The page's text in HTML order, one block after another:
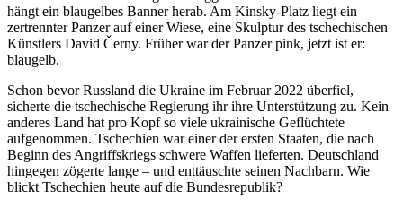
hängt ein blaugelbes Banner herab. Am Kinsky-Platz liegt ein
zertrennter Panzer auf einer Wiese, eine Skulptur des tschechischen
Künstlers David Černy. Früher war der Panzer pink, jetzt ist er:
blaugelb.
Schon bevor Russland die Ukraine im Februar 2022 überfiel,
sicherte die tschechische Regierung ihr ihre Unterstützung zu. Kein
anderes Land hat pro Kopf so viele ukrainische Geflüchtete
aufgenommen. Tschechien war einer der ersten Staaten, die nach
Beginn des Angriffskriegs schwere Waffen lieferten. Deutschland
hingegen zögerte lange – und enttäuschte seinen Nachbarn. Wie
blickt Tschechien heute auf die Bundesrepublik?